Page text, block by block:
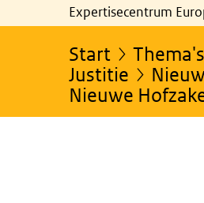
Expertisecentrum
Start Thema's
Justitie
Nieuwe